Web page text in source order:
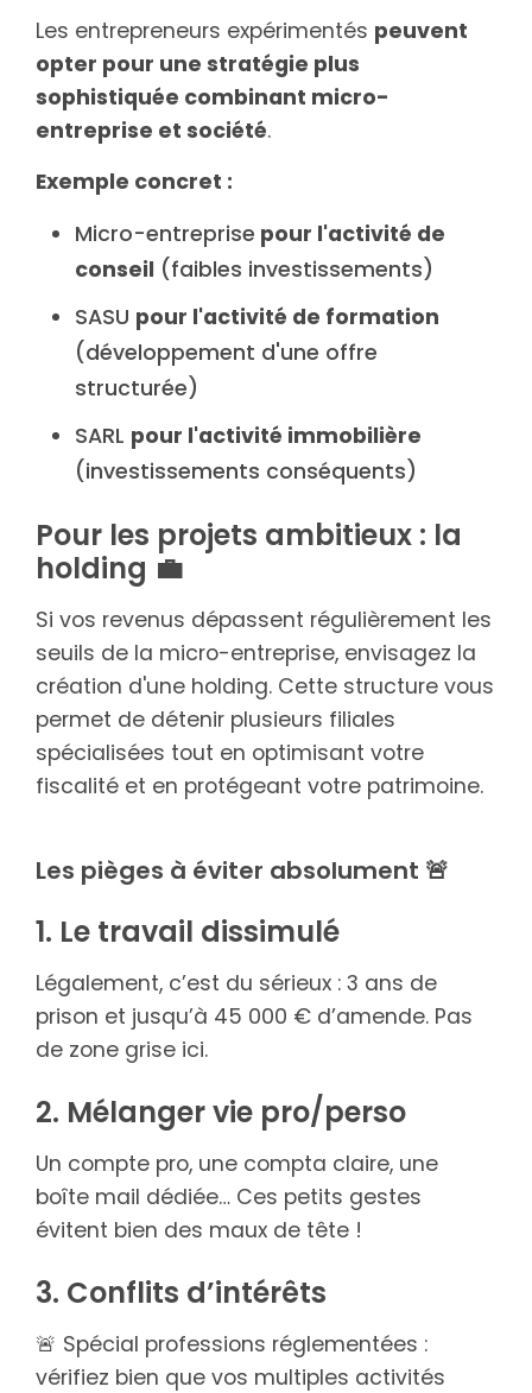
Les entrepreneurs expérimentés peuvent
opter pour une stratégie plus
sophistiquée combinant micro-
entreprise et société.
Exemple concret :
Micro-entreprise pour l'activité de
conseil (faibles investissements)
SASU pour l'activité de formation
(développement d'une offre
structurée)
SARL pour l'activité immobilière
(investissements conséquents)
Pour les projets ambitieux : la
holding 💼
Si vos revenus dépassent régulièrement les
seuils de la micro-entreprise, envisagez la
création d'une holding. Cette structure vous
permet de détenir plusieurs filiales
spécialisées tout en optimisant votre
fiscalité et en protégeant votre patrimoine.
Les pièges à éviter absolument 🚨
1. Le travail dissimulé
Légalement, c’est du sérieux : 3 ans de
prison et jusqu’à 45 000 € d’amende. Pas
de zone grise ici.
2. Mélanger vie pro/perso
Un compte pro, une compta claire, une
boîte mail dédiée… Ces petits gestes
évitent bien des maux de tête !
3. Conflits d’intérêts
🚨 Spécial professions réglementées :
vérifiez bien que vos multiples activités